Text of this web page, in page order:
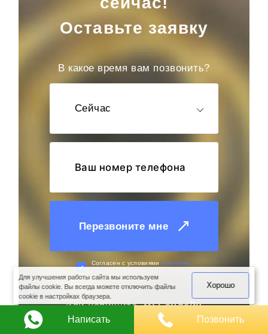
Оставьте заявку
В какое время вам позвонить?
Сейчас
Перезвоните мне
Cогласен с условиями политики
или напишите,мы онлайн
Для улучшения работы сайта мы используем
файлы cookie. Вы всегда можете отключить файлы
cookie в настройках браузера.
Хорошо
Написать Позвонить